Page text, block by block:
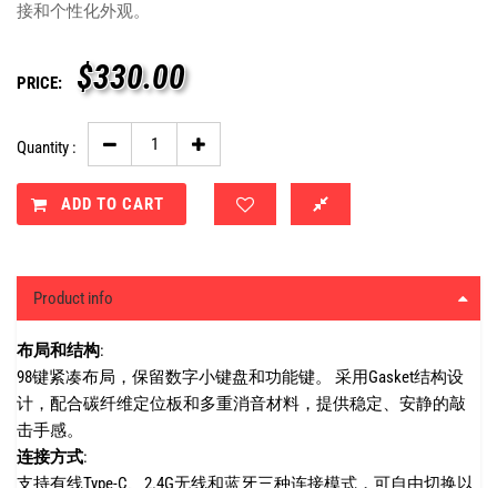
接和个性化外观。
PRICE: $330.00
Quantity :
ADD TO CART
Product info
布局和结构:
98键紧凑布局，保留数字小键盘和功能键。 采用Gasket结构设
计，配合碳纤维定位板和多重消音材料，提供稳定、安静的敲
击手感。
连接方式:
支持有线Type-C、2.4G无线和蓝牙三种连接模式，可自由切换以